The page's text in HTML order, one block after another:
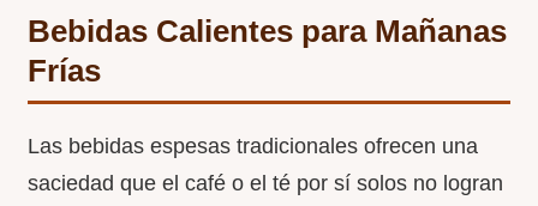
Bebidas Calientes para Mañanas
Frías
Las bebidas espesas tradicionales ofrecen una
saciedad que el café o el té por sí solos no logran